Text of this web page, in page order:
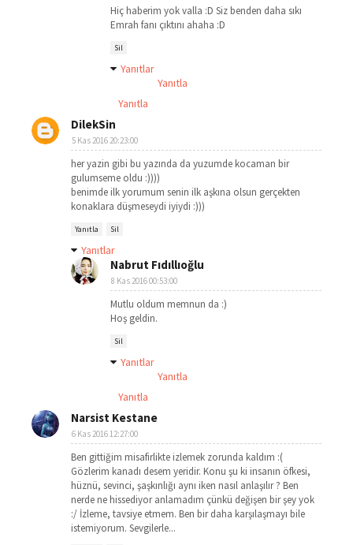
Hiç haberim yok valla :D Siz benden daha sıkı
Emrah fanı çıktını ahaha :D
Sil
Yanıtlar
Yanıtla
Yanıtla
DilekSin
5 Kas 2016 20:23:00
her yazin gibi bu yazında da yuzumde kocaman bir
gulumseme oldu :))))
benimde ilk yorumum senin ilk aşkına olsun gerçekten
konaklara düşmeseydi iyiydi :)))
Yanıtla Sil
Yanıtlar
Nabrut Fıdıllıoğlu
8 Kas 2016 00:53:00
Mutlu oldum memnun da :)
Hoş geldin.
Sil
Yanıtlar
Yanıtla
Yanıtla
Narsist Kestane
6 Kas 2016 12:27:00
Ben gittiğim misafirlikte izlemek zorunda kaldım :(
Gözlerim kanadı desem yeridir. Konu şu ki insanın öfkesi,
hüznü, sevinci, şaşkınlığı aynı iken nasıl anlaşılır ? Ben
nerde ne hissediyor anlamadım çünkü değişen bir şey yok
:/ İzleme, tavsiye etmem. Ben bir daha karşılaşmayı bile
istemiyorum. Sevgilerle...